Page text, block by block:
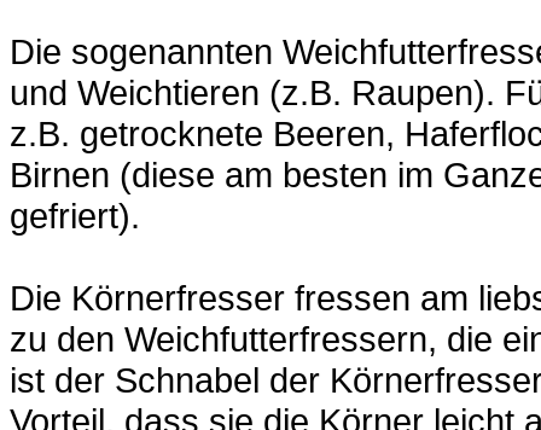
Die sogenannten
und Weichtieren (z.B. Raupen).
z.B. getrocknete Beeren,
Birnen (diese am besten im
gefriert).
Die Körnerfresser fressen am
zu den Weichfutterfressern, die
ist der Schnabel der
Vorteil, dass sie die Körner leicht